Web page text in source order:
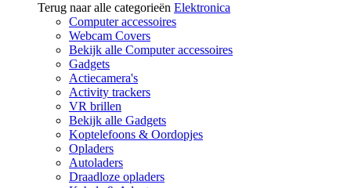
Terug naar alle categorieën Elektronica
Computer accessoires
Webcam Covers
Bekijk alle Computer accessoires
Gadgets
Actiecamera's
Activity trackers
VR brillen
Bekijk alle Gadgets
Koptelefoons & Oordopjes
Opladers
Autoladers
Draadloze opladers